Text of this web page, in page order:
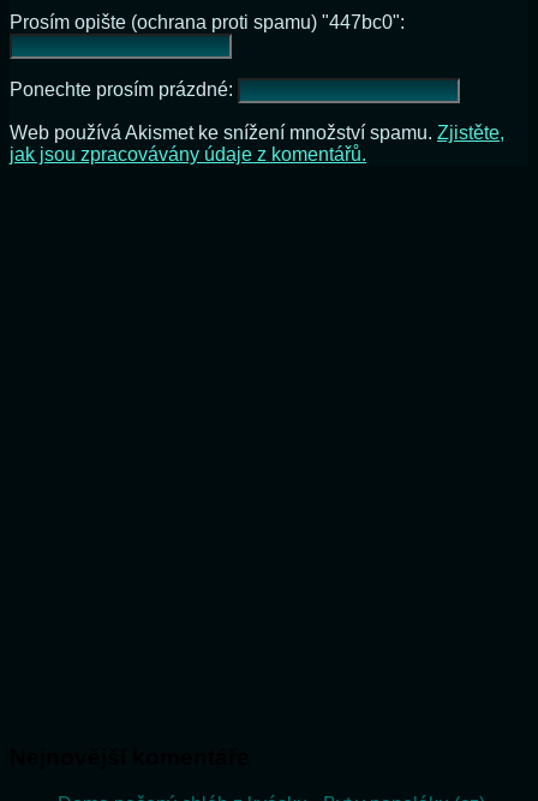
Prosím opište (ochrana proti spamu) "447bc0":
Ponechte prosím prázdné:
Web používá Akismet ke snížení množství spamu. Zjistěte,
jak jsou zpracovávány údaje z komentářů.